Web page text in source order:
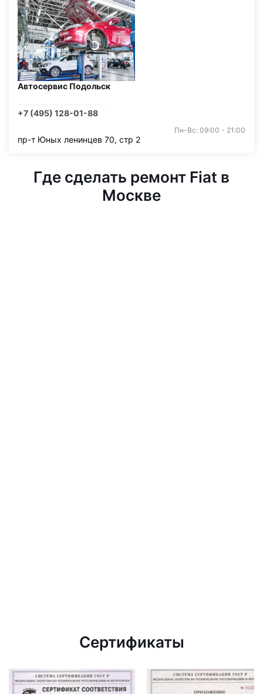
Автосервис Подольск
+7 (495) 128-01-88
Пн-Вс: 09:00 - 21:00
пр-т Юных ленинцев 70, стр 2
Где сделать ремонт Fiat в
Москве
Сертификаты